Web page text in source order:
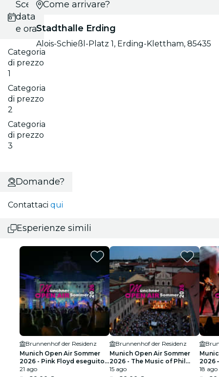
Scegli
data
e ora
Categoria
di prezzo
1
Categoria
di prezzo
2
Categoria
di prezzo
3
Come arrivare?
Stadthalle Erding
Alois-Schießl-Platz 1, Erding-Klettham, 85435
Domande?
Contattaci qui
Esperienze simili
Brunnenhof der Residenz
Munich Open Air Sommer
2026 - Pink Floyd eseguito
da "echoes"
21 ago
Brunnenhof der Residenz
Munich Open Air Sommer
2026 - The Music of Phil
Collins & Genesis
15 ago
2026
punti
18 ago